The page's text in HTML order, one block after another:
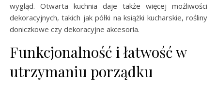
wygląd. Otwarta kuchnia daje także więcej możliwości
dekoracyjnych, takich jak półki na książki kucharskie, rośliny
doniczkowe czy dekoracyjne akcesoria.
Funkcjonalność i łatwość w
utrzymaniu porządku